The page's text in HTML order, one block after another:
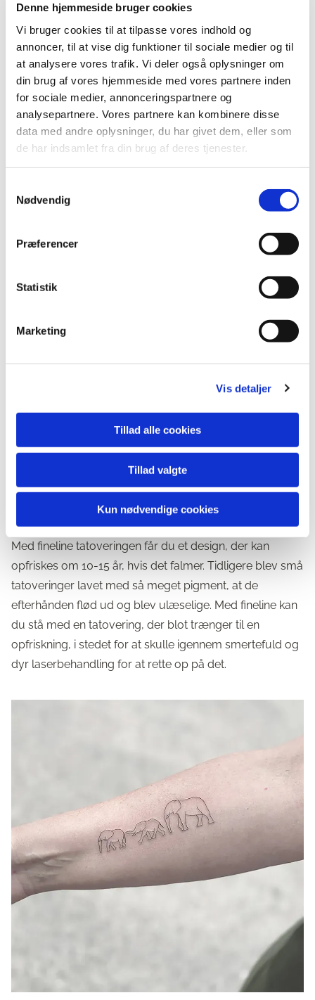
Denne hjemmeside bruger cookies
Vi bruger cookies til at tilpasse vores indhold og
annoncer, til at vise dig funktioner til sociale medier og til
at analysere vores trafik. Vi deler også oplysninger om
din brug af vores hjemmeside med vores partnere inden
for sociale medier, annonceringspartnere og
analysepartnere. Vores partnere kan kombinere disse
data med andre oplysninger, du har givet dem, eller som
de har indsamlet fra din brug af deres tjenester.
Nødvendig
Præferencer
Statistik
Marketing
Vis detaljer
Tillad alle cookies
Tillad valgte
Kun nødvendige cookies
behøver være markant eller tage noget af det feminine
udtryk væk.
Fineline tatoveringer: det eneste
catch
Det er dog ingen hemmelighed, at fineline tatoveringer
ikke holder lige så godt på sigt som større tatoveringer.
De fine linjer har en tendens til at falme hurtigere, fordi
der er mindre pigment i huden. Men det ser jeg ikke
nødvendigvis som et problem – snarere tværtimod.
Med fineline tatoveringen får du et design, der kan
opfriskes om 10-15 år, hvis det falmer. Tidligere blev små
tatoveringer lavet med så meget pigment, at de
efterhånden flød ud og blev ulæselige. Med fineline kan
du stå med en tatovering, der blot trænger til en
opfriskning, i stedet for at skulle igennem smertefuld og
dyr laserbehandling for at rette op på det.